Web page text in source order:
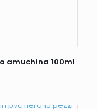
amuchina 100ml